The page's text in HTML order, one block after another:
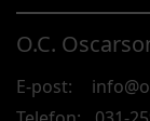
O.C.
E-post: